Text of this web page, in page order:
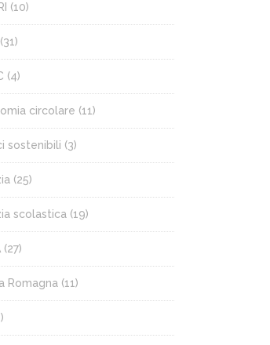
(10)
(31)
(4)
circolare (11)
sostenibili (3)
(25)
scolastica (19)
(27)
Romagna (11)